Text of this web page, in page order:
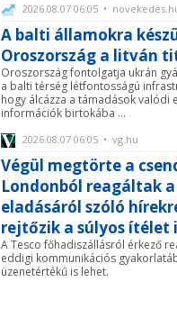
2026.08.07 06:05 •
A balti államokra
Oroszország a litván
Oroszország fontolgatja ukrán
a balti térség létfontosságú
hogy álcázza a támadások valódi
információk birtokába ...
2026.08.07 06:05 • vg.hu
Végül megtörte a
Londonból reagáltak
eladásáról szóló
rejtőzik a súlyos ítélet
A Tesco főhadiszállásról érkező
eddigi kommunikációs
üzenetértékű is lehet.